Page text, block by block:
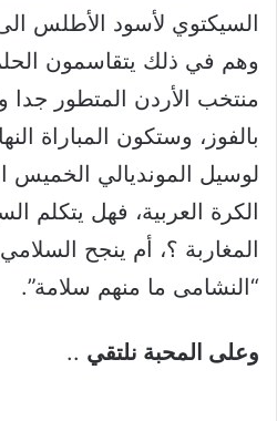
السيكتوي لأسود الأطلس
وهم في ذلك يتقاسمون
منتخب الأردن المتطور جدا
بالفوز، وستكون المباراة
لوسيل المونديالي الخميس
الكرة العربية، فهل يتكلم
المغاربة ؟، أم ينجح
“النشامى ما منهم سلامة”.
وعلى المحبة نلتقي ..